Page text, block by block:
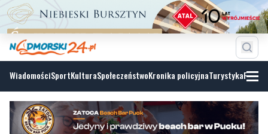
WiadomościSportKulturaSpołeczeństwoKronika policyjnaTurystyka